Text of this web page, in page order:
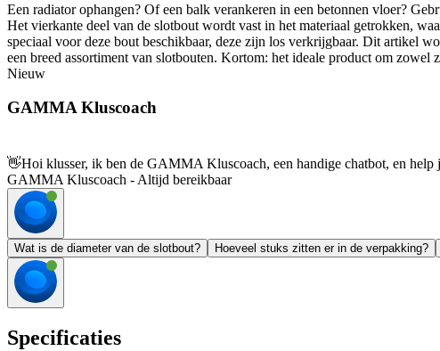
Een radiator ophangen? Of een balk verankeren in een betonnen vloer?
Het vierkante deel van de slotbout wordt vast in het materiaal getrokken,
speciaal voor deze bout beschikbaar, deze zijn los verkrijgbaar. Dit artikel
een breed assortiment van slotbouten. Kortom: het ideale product om zowel
Nieuw
GAMMA Kluscoach
👋Hoi klusser, ik ben de GAMMA Kluscoach, een handige chatbot, en help
GAMMA Kluscoach - Altijd bereikbaar
Wat is de diameter van de slotbout? Hoeveel stuks zitten er in de verpakking?
Specificaties